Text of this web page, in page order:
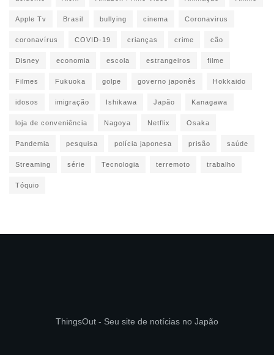
Apple Tv Brasil bullying cinema Coronavirus
coronavírus COVID-19 crianças crime cão
Disney economia escola estrangeiros filme
Filmes Fukuoka golpe governo japonês Hokkaido
idosos imigração Ishikawa Japão Kanagawa
loja de conveniência Nagoya Netflix Osaka
Pandemia pesquisa polícia japonesa prisão saúde
Streaming série Tecnologia terremoto trabalho
Tóquio
ThingsOut - Seu site de notícias no Japão